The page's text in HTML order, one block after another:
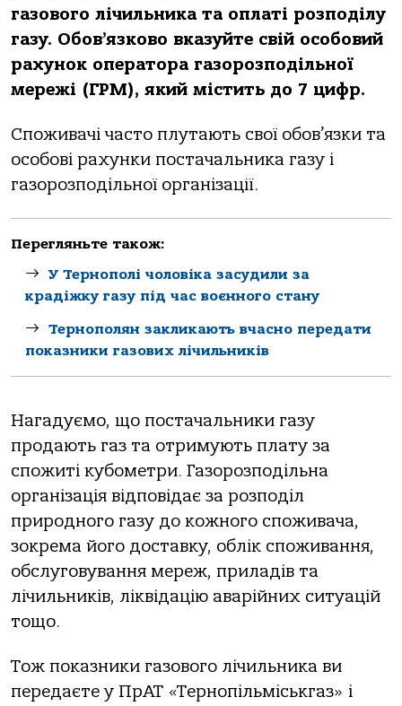
газового лічильника та оплаті розподілу
газу. Обов’язково вказуйте свій особовий
рахунок оператора газорозподільної
мережі (ГРМ), який містить до 7 цифр.
Споживачі часто плутають свої обов’язки та
особові рахунки постачальника газу і
газорозподільної організації.
Перегляньте також:
У Тернополі чоловіка засудили за
крадіжку газу під час воєнного стану
Тернополян закликають вчасно передати
показники газових лічильників
Нагадуємо, що постачальники газу
продають газ та отримують плату за
спожиті кубометри. Газорозподільна
організація відповідає за розподіл
природного газу до кожного споживача,
зокрема його доставку, облік споживання,
обслуговування мереж, приладів та
лічильників, ліквідацію аварійних ситуацій
тощо.
Тож показники газового лічильника ви
передаєте у ПрАТ «Тернопільміськгаз» і